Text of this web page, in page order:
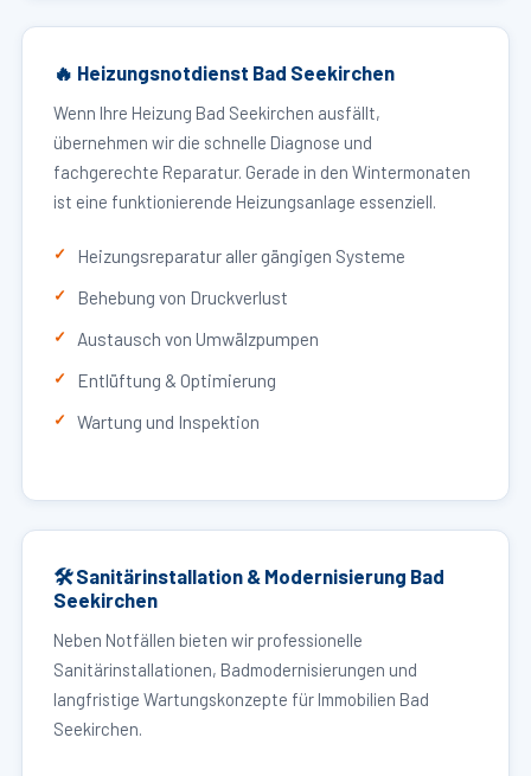
🔥 Heizungsnotdienst Bad Seekirchen
Wenn Ihre Heizung Bad Seekirchen ausfällt,
übernehmen wir die schnelle Diagnose und
fachgerechte Reparatur. Gerade in den Wintermonaten
ist eine funktionierende Heizungsanlage essenziell.
Heizungsreparatur aller gängigen Systeme
Behebung von Druckverlust
Austausch von Umwälzpumpen
Entlüftung & Optimierung
Wartung und Inspektion
🛠 Sanitärinstallation & Modernisierung Bad
Seekirchen
Neben Notfällen bieten wir professionelle
Sanitärinstallationen, Badmodernisierungen und
langfristige Wartungskonzepte für Immobilien Bad
Seekirchen.